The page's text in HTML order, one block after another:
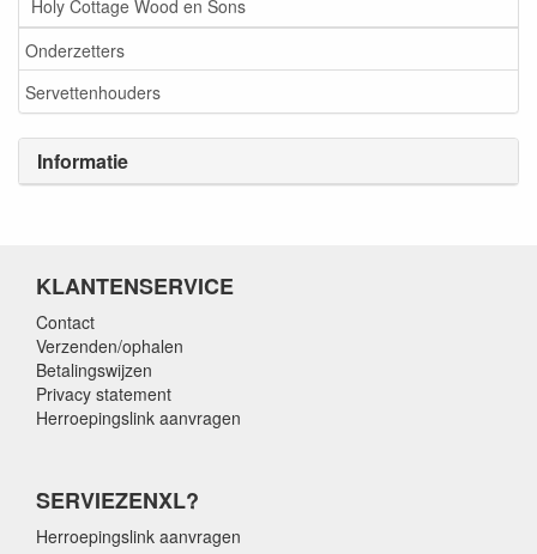
Holy Cottage Wood en Sons
Onderzetters
Servettenhouders
Informatie
KLANTENSERVICE
Contact
Verzenden/ophalen
Betalingswijzen
Privacy statement
Herroepingslink aanvragen
SERVIEZENXL?
Herroepingslink aanvragen